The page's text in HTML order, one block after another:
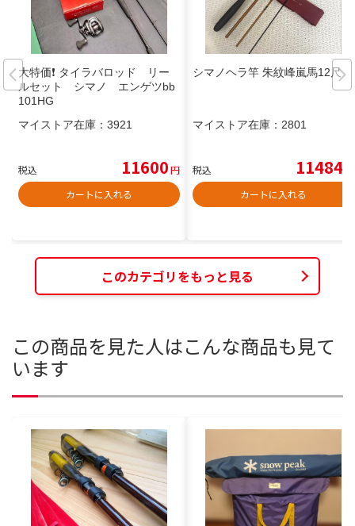
大特価❗️ タイラバロッド リー
ルセット シマノ エンゲツbb
101HG
マイストア在庫： 3921
税込 11600円
カートに入れる
シマノヘラ竿 朱紋峰嵐馬12尺
マイストア在庫： 2801
税込 11484
カートに入れる
このカテゴリをもっと見る
この商品を見た人はこんな商品も見て
います